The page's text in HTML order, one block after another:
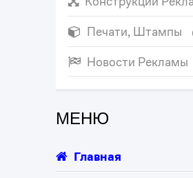
Печати, Штампы
Новости Рекламы
МЕНЮ
Главная